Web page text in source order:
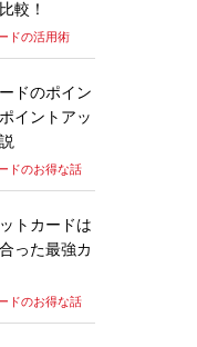
較！
ドの活用術
ドのポイン
イントアッ
ドのお得な話
トカードは
った最強カ
ドのお得な話